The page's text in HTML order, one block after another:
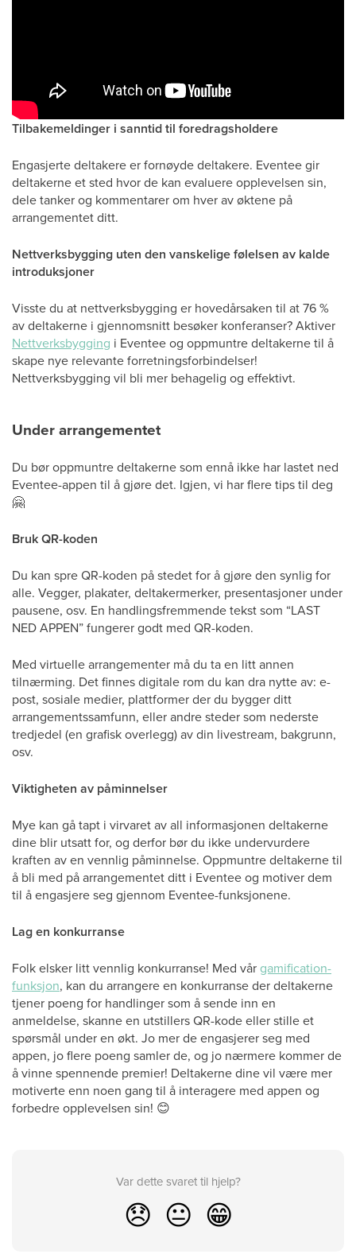
Tilbakemeldinger i sanntid til foredragsholdere
Engasjerte deltakere er fornøyde deltakere. Eventee gir
deltakerne et sted hvor de kan evaluere opplevelsen sin,
dele tanker og kommentarer om hver av øktene på
arrangementet ditt.
Nettverksbygging uten den vanskelige følelsen av kalde
introduksjoner
Visste du at nettverksbygging er hovedårsaken til at 76 %
av deltakerne i gjennomsnitt besøker konferanser? Aktiver
Nettverksbygging i Eventee og oppmuntre deltakerne til å
skape nye relevante forretningsforbindelser!
Nettverksbygging vil bli mer behagelig og effektivt.
Under arrangementet
Du bør oppmuntre deltakerne som ennå ikke har lastet ned
Eventee-appen til å gjøre det. Igjen, vi har flere tips til deg
🤗
Bruk QR-koden
Du kan spre QR-koden på stedet for å gjøre den synlig for
alle. Vegger, plakater, deltakermerker, presentasjoner under
pausene, osv. En handlingsfremmende tekst som “LAST
NED APPEN” fungerer godt med QR-koden.
Med virtuelle arrangementer må du ta en litt annen
tilnærming. Det finnes digitale rom du kan dra nytte av: e-
post, sosiale medier, plattformer der du bygger ditt
arrangementssamfunn, eller andre steder som nederste
tredjedel (en grafisk overlegg) av din livestream, bakgrunn,
osv.
Viktigheten av påminnelser
Mye kan gå tapt i virvaret av all informasjonen deltakerne
dine blir utsatt for, og derfor bør du ikke undervurdere
kraften av en vennlig påminnelse. Oppmuntre deltakerne til
å bli med på arrangementet ditt i Eventee og motiver dem
til å engasjere seg gjennom Eventee-funksjonene.
Lag en konkurranse
Folk elsker litt vennlig konkurranse! Med vårgamification-
funksjon, kan du arrangere en konkurranse der deltakerne
tjener poeng for handlinger som å sende inn en
anmeldelse, skanne en utstillers QR-kode eller stille et
spørsmål under en økt. Jo mer de engasjerer seg med
appen, jo flere poeng samler de, og jo nærmere kommer de
å vinne spennende premier! Deltakerne dine vil være mer
motiverte enn noen gang til å interagere med appen og
forbedre opplevelsen sin! 😊
Var dette svaret til hjelp?
😞 😐 😁